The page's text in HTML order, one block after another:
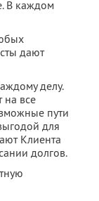
В каждом
дают
делу.
на все
пути
для
Клиента
долгов.